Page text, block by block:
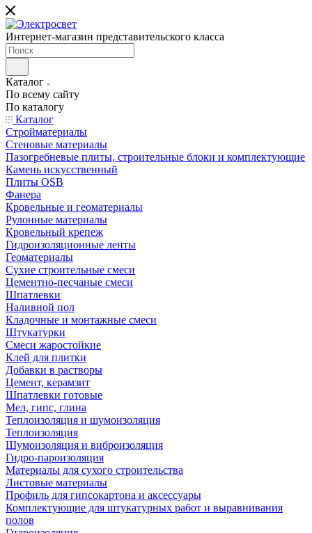
Интернет-магазин представительского класса
Каталог
По всему сайту
По каталогу
Каталог
Стройматериалы
Стеновые материалы
Пазогребневые плиты, строительные блоки и комплектующие
Камень искусственный
Плиты OSB
Фанера
Кровельные и геоматериалы
Рулонные материалы
Кровельный крепеж
Гидроизоляционные ленты
Геоматериалы
Сухие строительные смеси
Цементно-песчаные смеси
Шпатлевки
Наливной пол
Кладочные и монтажные смеси
Штукатурки
Смеси жаростойкие
Клей для плитки
Добавки в растворы
Цемент, керамзит
Шпатлевки готовые
Мел, гипс, глина
Теплоизоляция и шумоизоляция
Теплоизоляция
Шумоизоляция и виброизоляция
Гидро-пароизоляция
Материалы для сухого строительства
Листовые материалы
Профиль для гипсокартона и аксессуары
Комплектующие для штукатурных работ и выравнивания
полов